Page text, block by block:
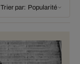
Trier par: Popularité